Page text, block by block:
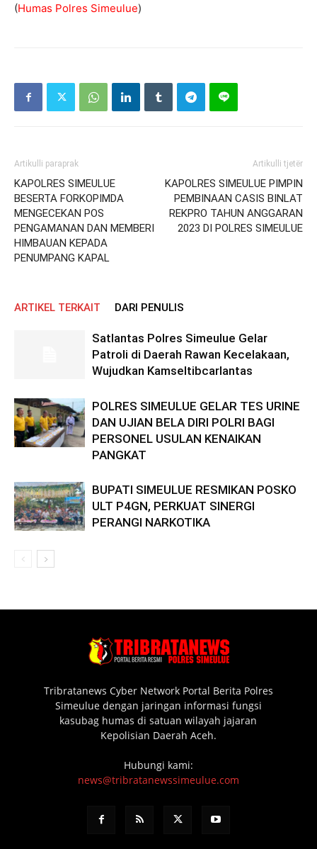
(Humas Polres Simeulue)
Artikulli paraprak
KAPOLRES SIMEULUE
BESERTA FORKOPIMDA
MENGECEKAN POS
PENGAMANAN DAN MEMBERI
HIMBAUAN KEPADA
PENUMPANG KAPAL
Artikulli tjetër
KAPOLRES SIMEULUE PIMPIN
PEMBINAAN CASIS BINLAT
REKPRO TAHUN ANGGARAN
2023 DI POLRES SIMEULUE
ARTIKEL TERKAIT DARI PENULIS
Satlantas Polres Simeulue Gelar
Patroli di Daerah Rawan Kecelakaan,
Wujudkan Kamseltibcarlantas
POLRES SIMEULUE GELAR TES URINE
DAN UJIAN BELA DIRI POLRI BAGI
PERSONEL USULAN KENAIKAN
PANGKAT
BUPATI SIMEULUE RESMIKAN POSKO
ULT P4GN, PERKUAT SINERGI
PERANGI NARKOTIKA
Tribratanews Cyber Network Portal Berita Polres
Simeulue dengan jaringan informasi fungsi
kasubag humas di satuan wilayah jajaran
Kepolisian Daerah Aceh.
Hubungi kami:
news@tribratanewssimeulue.com